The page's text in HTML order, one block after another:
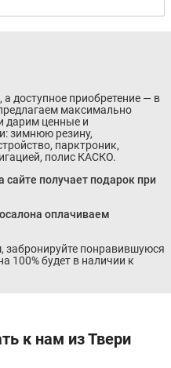
доступное приобретение — в
максимально
дарим ценные и
зимнюю резину,
парктроник,
полис КАСКО.
получает подарок при
оплачиваем
забронируйте понравившуюся
100% будет в наличии к
к нам из Твери